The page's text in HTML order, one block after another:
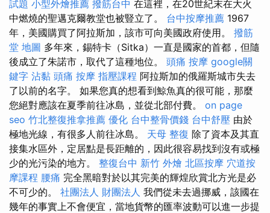
試題 小型外燴推薦 撥筋台中 在這裡，在20世紀末在大火
中燃燒的聖邁克爾教堂也被豎立了。 台中按摩推薦 1967
年，美國購買了阿拉斯加，該市可向美國政府使用。 撥筋
堂 地圖 多年來，錫特卡（Sitka）一直是國家的首都，但隨
後成立了朱諾市，取代了這種地位。 頭痛 按摩 google關
鍵字 沾黏 頭痛 按摩 指壓課程 阿拉斯加的俄羅斯城市失去
了以前的名字。 如果您真的想看到鯨魚真的很可能，那麼
您絕對應該在夏季前往冰島，並從北部付費。 on page
seo 竹北整復推拿推薦 優化 台中整骨價錢 台中舒壓 由於
極地光線，有很多人前往冰島。 天母 整復 除了資本及其直
接集水區外，定居點是長距離的，因此很容易找到沒有或極
少的光污染的地方。 整復台中 新竹 外燴 北區按摩 穴道按
摩課程 腰痛 完全黑暗對於以其完美的輝煌欣賞北方光是必
不可少的。 社團法人 財團法人 我們從未去過挪威，該國在
幾年的事實上不會便宜，當地貨幣的匯率波動可以進一步提